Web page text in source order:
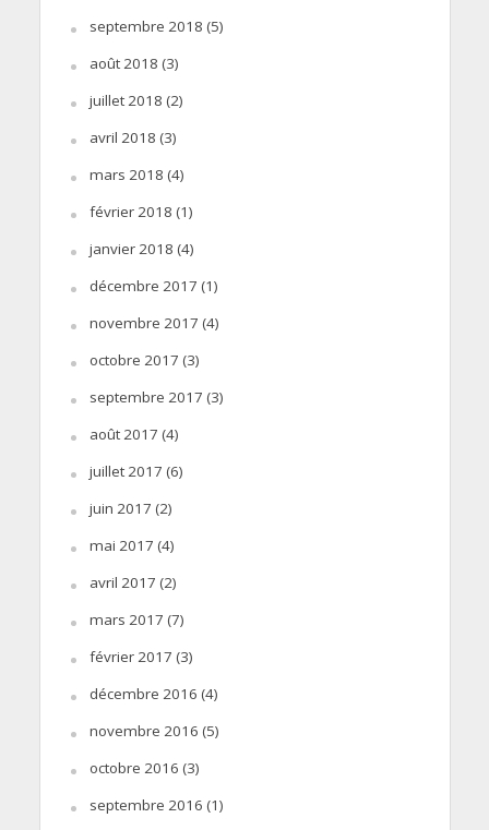
septembre 2018 (5)
août 2018 (3)
juillet 2018 (2)
avril 2018 (3)
mars 2018 (4)
février 2018 (1)
janvier 2018 (4)
décembre 2017 (1)
novembre 2017 (4)
octobre 2017 (3)
septembre 2017 (3)
août 2017 (4)
juillet 2017 (6)
juin 2017 (2)
mai 2017 (4)
avril 2017 (2)
mars 2017 (7)
février 2017 (3)
décembre 2016 (4)
novembre 2016 (5)
octobre 2016 (3)
septembre 2016 (1)